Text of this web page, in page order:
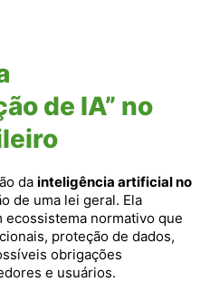
de IA” no
da inteligência artificial no
de uma lei geral. Ela
normativo que
proteção de dados,
obrigações
e usuários.